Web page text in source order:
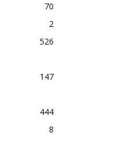
70
2
526
147
444
8